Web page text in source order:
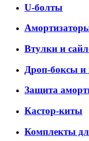
U-болты
Втулки и
Дроп-боксы и
Защита
Кастор-киты
Комплекты